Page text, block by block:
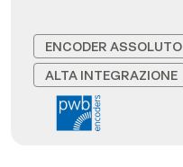
ENCODER ASSOLUTO
ALTA INTEGRAZIONE